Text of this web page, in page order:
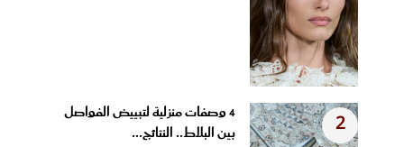
2
4 وصفات منزلية لتبييض الفواصل
بين البلاط.. النتائج...